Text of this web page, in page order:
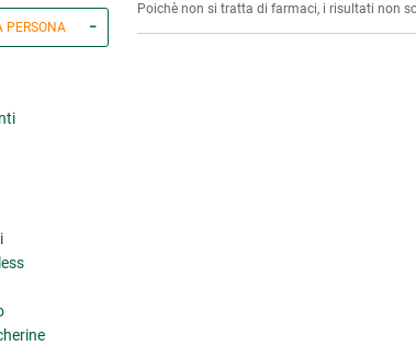
PERSONA
Poichè non si tratta di farmaci, i risultati non